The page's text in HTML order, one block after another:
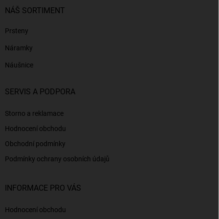
NÁŠ SORTIMENT
Prsteny
Náramky
Náušnice
SERVIS A PODPORA
Storno a reklamace
Hodnocení obchodu
Obchodní podmínky
Podmínky ochrany osobních údajů
INFORMACE PRO VÁS
Hodnocení obchodu